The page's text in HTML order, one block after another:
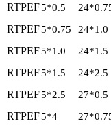
RTPEF5*0.5
RTPEF5*0.75 24*1.0
RTPEF5*1.0 24*1.5
RTPEF5*1.5 24*2.5
RTPEF5*2.5 27*0.5
RTPEF5*4